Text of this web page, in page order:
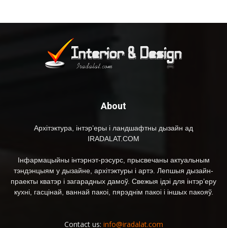
About
Архітэктура, інтэр’еры і ландшафтны дызайн ад
IRADALAT.COM
Інфармацыйны інтэрнэт-рэсурс, прысвечаны актуальным
тэндэнцыям у дызайне, архітэктуры і артэ. Лепшыя дызайн-
праекты кватэр і загарадных дамоў. Свежыя ідэі для інтэр’еру
кухні, гасцінай, ваннай пакоі, пярэднім пакоі і іншых пакояў.
Contact us: info@iradalat.com